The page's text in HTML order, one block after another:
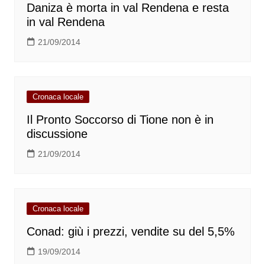
Daniza è morta in val Rendena e resta
in val Rendena
21/09/2014
Cronaca locale
Il Pronto Soccorso di Tione non è in
discussione
21/09/2014
Cronaca locale
Conad: giù i prezzi, vendite su del 5,5%
19/09/2014